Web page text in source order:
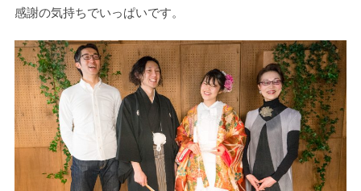
感謝の気持ちでいっぱいです。